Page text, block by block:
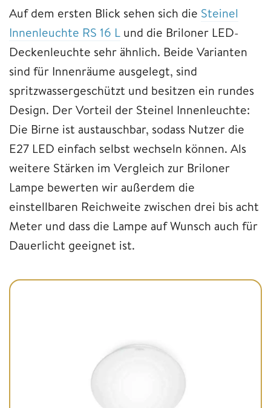
Auf dem ersten Blick sehen sich die Steinel
Innenleuchte RS 16 L und die Briloner LED-
Deckenleuchte sehr ähnlich. Beide Varianten
sind für Innenräume ausgelegt, sind
spritzwassergeschützt und besitzen ein rundes
Design. Der Vorteil der Steinel Innenleuchte:
Die Birne ist austauschbar, sodass Nutzer die
E27 LED einfach selbst wechseln können. Als
weitere Stärken im Vergleich zur Briloner
Lampe bewerten wir außerdem die
einstellbaren Reichweite zwischen drei bis acht
Meter und dass die Lampe auf Wunsch auch für
Dauerlicht geeignet ist.